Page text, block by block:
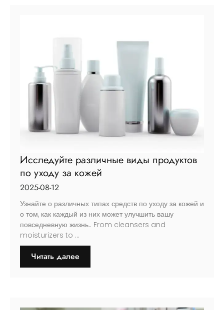
Исследуйте различные виды продуктов
по уходу за кожей
2025-08-12
Узнайте о различных типах средств по уходу за кожей и
о том, как каждый из них может улучшить вашу
повседневную жизнь.. From cleansers and
moisturizers to ...
Читать далее